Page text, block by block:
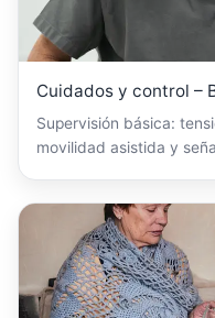
Cuidados y control –
Supervisión básica:
movilidad asistida y